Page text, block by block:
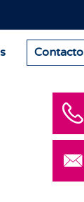
Contacto